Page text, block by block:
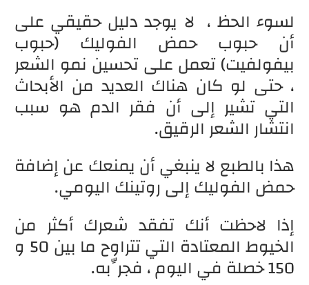
لسوء الحظ ، لا يوجد دليل حقيقي على
أن حبوب حمض الفوليك (حبوب
بيفولفيت) تعمل على تحسين نمو الشعر
، حتى لو كان هناك العديد من الأبحاث
التي تشير إلى أن فقر الدم هو سبب
انتشار الشعر الرقيق.
هذا بالطبع لا ينبغي أن يمنعك عن إضافة
حمض الفوليك إلى روتينك اليومي.
إذا لاحظت أنك تفقد شعرك أكثر من
الخيوط المعتادة التي تتراوح ما بين 50 و
150 خصلة في اليوم ، فجرِّبه.